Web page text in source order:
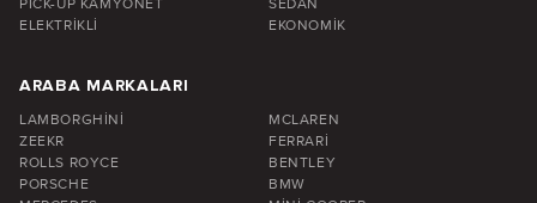
PICK-UP KAMYONET
SEDAN
ELEKTRIKLI
EKONOMIK
ARABA MARKALARI
LAMBORGHINI
MCLAREN
ZEEKR
FERRARI
ROLLS ROYCE
BENTLEY
PORSCHE
BMW